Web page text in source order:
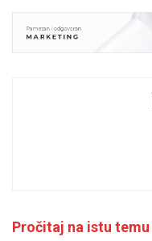
Pročitaj na istu temu